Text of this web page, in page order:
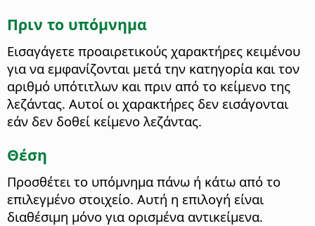
Πριν το υπόμνημα
Εισαγάγετε προαιρετικούς χαρακτήρες κειμένου
για να εμφανίζονται μετά την κατηγορία και τον
αριθμό υπότιτλων και πριν από το κείμενο της
λεζάντας. Αυτοί οι χαρακτήρες δεν εισάγονται
εάν δεν δοθεί κείμενο λεζάντας.
Θέση
Προσθέτει το υπόμνημα πάνω ή κάτω από το
επιλεγμένο στοιχείο. Αυτή η επιλογή είναι
διαθέσιμη μόνο για ορισμένα αντικείμενα.